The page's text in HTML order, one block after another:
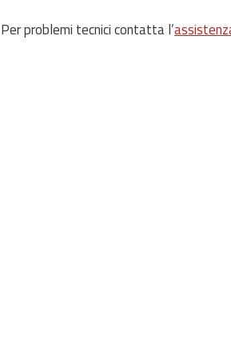
Per problemi tecnici contatta l’